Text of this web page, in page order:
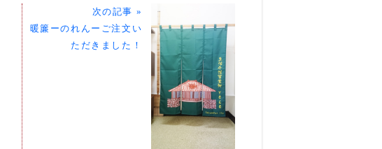
次の記事 »
暖簾ーのれんーご注文い
ただきました！